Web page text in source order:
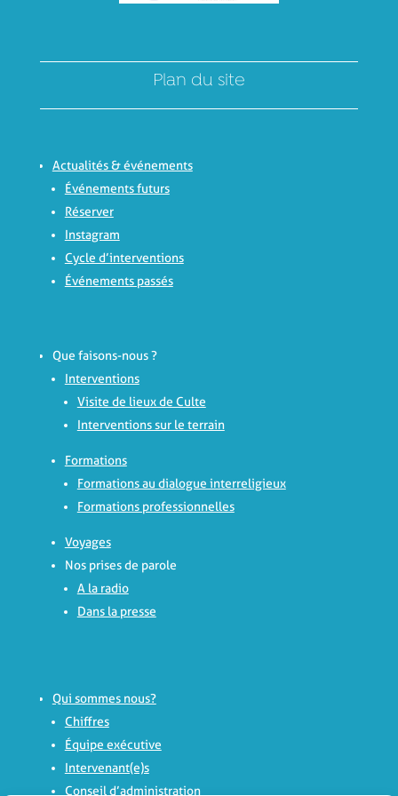
Plan du site
Actualités & événements
Événements futurs
Réserver
Instagram
Cycle d’interventions
Événements passés
Que faisons-nous ?
Interventions
Visite de lieux de Culte
Interventions sur le terrain
Formations
Formations au dialogue interreligieux
Formations professionnelles
Voyages
Nos prises de parole
A la radio
Dans la presse
Qui sommes nous?
Chiffres
Équipe exécutive
Intervenant(e)s
Conseil d’administration